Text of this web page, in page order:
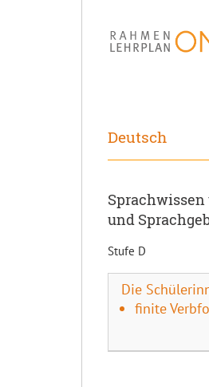
Deutsch
und
Stufe D
Die
finite